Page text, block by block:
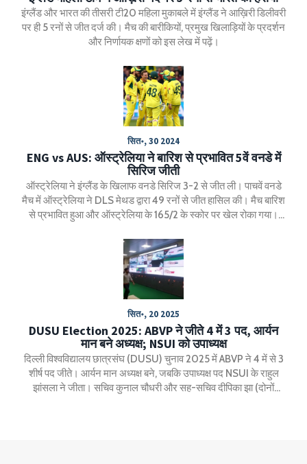
इंग्लैंड और भारत की तीसरी टी20 महिला मुकाबले में इंग्लैंड ने आख़िरी डिलीवरी
पर ही 5 रनों से जीत दर्ज की। मैच की बारीकियों, प्रमुख खिलाड़ियों के प्रदर्शन
और निर्णायक क्षणों को इस लेख में पढ़ें।
सित॰, 30 2024
ENG vs AUS: ऑस्ट्रेलिया ने बारिश से प्रभावित 5वें वनडे में
सिरिज जीती
ऑस्ट्रेलिया ने इंग्लैंड के खिलाफ वनडे सिरिज 3-2 से जीत ली। पाचवें वनडे
मैच में ऑस्ट्रेलिया ने DLS मेथड द्वारा 49 रनों से जीत हासिल की। मैच बारिश
से प्रभावित हुआ और ऑस्ट्रेलिया के 165/2 के स्कोर पर खेल रोका गया।
सित॰, 20 2025
DUSU Election 2025: ABVP ने जीते 4 में 3 पद, आर्यन
मान बने अध्यक्ष; NSUI को उपाध्यक्ष
दिल्ली विश्वविद्यालय छात्रसंघ (DUSU) चुनाव 2025 में ABVP ने 4 में से 3
शीर्ष पद जीते। आर्यन मान अध्यक्ष बने, जबकि उपाध्यक्ष पद NSUI के राहुल
झांसला ने जीता। सचिव कुनाल चौधरी और सह-सचिव दीपिका झा (दोनों